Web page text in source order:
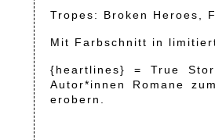
Tropes: Broken Heroes,
Mit Farbschnitt in
{heartlines} = True
Autor*innen Romane
erobern.